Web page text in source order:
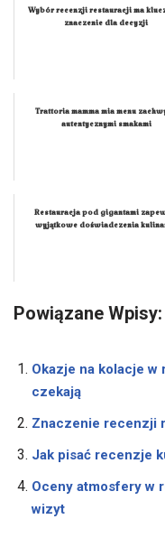
Wybór recenzji restauracji ma
znaczenie dla decyzji
Trattoria mamma mia menu
autentycznymi smakami
Restauracja pod gigantami
wyjątkowe doświadczenia
Powiązane Wpisy:
Okazje na kolacje
czekają
Znaczenie recenzji
Jak pisać recenzje
Oceny atmosfery w
wizyt